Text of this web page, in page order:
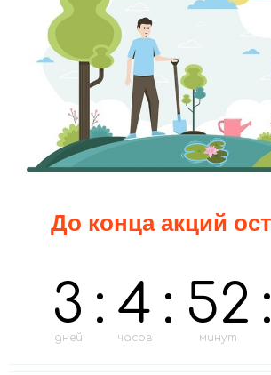
До конца акций
3
дней
: 4
часов
: 52
минут
: